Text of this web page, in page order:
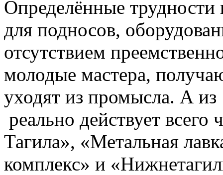
Определённые
для подносов,
отсутствием
молодые мастера,
уходят из промысла. А
реально действует всего
Тагила», «Метальная
комплекс» и